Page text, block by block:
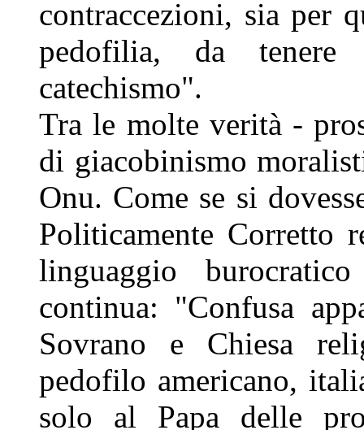
contraccezioni, sia per
pedofilia, da
catechismo".
Tra le molte verità -
di giacobinismo
Onu. Come se si
Politicamente Corretto
linguaggio
continua: "Confusa
Sovrano e Chiesa
pedofilo americano,
solo al Papa delle